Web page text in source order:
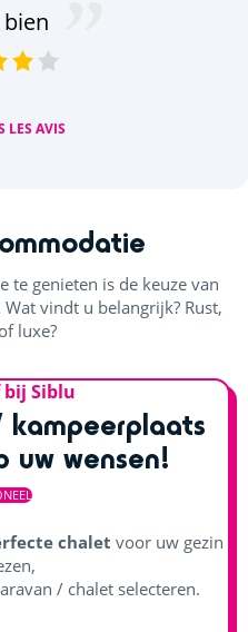
LES AVIS
te genieten is de keuze van
vindt u belangrijk? Rust,
luxe?
bij Siblu
kampeerplaats
uw wensen!
chalet voor uw gezin
/ chalet selecteren.